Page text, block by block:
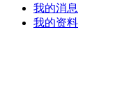
我的消息
我的资料